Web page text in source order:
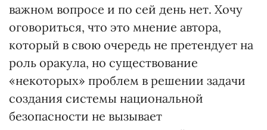
важном вопросе и по сей день нет. Хочу
оговориться, что это мнение автора,
который в свою очередь не претендует на
роль оракула, но существование
«некоторых» проблем в решении задачи
создания системы национальной
безопасности не вызывает